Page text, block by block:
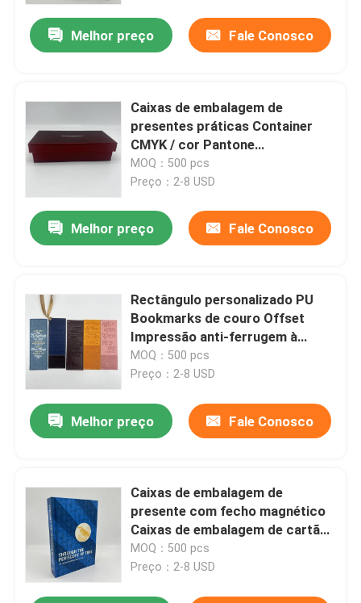
Melhor preço Fale Conosco
Caixas de embalagem de
presentes práticas Container
CMYK / cor Pantone
personalizado
MOQ：500 pcs
Preço：2-8 USD
Melhor preço Fale Conosco
Rectângulo personalizado PU
Bookmarks de couro Offset
Impressão anti-ferrugem à
prova d'água
MOQ：500 pcs
Preço：2-8 USD
Melhor preço Fale Conosco
Caixas de embalagem de
presente com fecho magnético
Caixas de embalagem de cartão
personalizadas
MOQ：500 pcs
Preço：2-8 USD